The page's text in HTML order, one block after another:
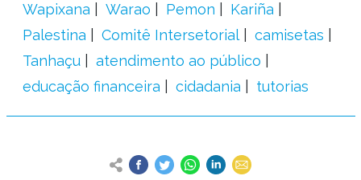
Wapixana
Warao Pemon
Kariña
Palestina
Comitê Intersetorial
camisetas
Tanhaçu
atendimento ao público
educação financeira
cidadania tutorias